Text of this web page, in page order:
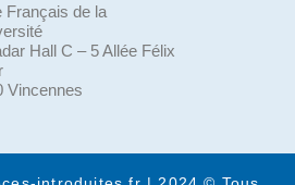
Français de la
Hall C – 5 Allée Félix
Vincennes